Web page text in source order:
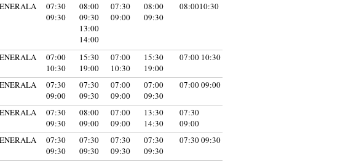
07:30
09:30
08:00
09:30
13:00
14:00
07:30
09:00
08:00
09:30
08:0010:30
07:00
10:30
15:30
19:00
07:00
10:30
15:30
19:00
07:00 10:30
07:30
09:00
07:30
09:30
07:00
09:00
07:00
09:30
07:00 09:00
07:30
09:30
08:00
09:00
07:00
09:00
13:30
14:30
07:30
09:00
07:30
09:30
07:30
09:30
07:30
09:30
07:30
09:30
07:30 09:30